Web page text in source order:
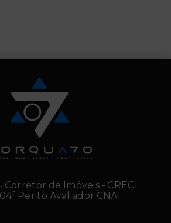
Corretor de Imóveis - CRECI
Perito Avaliador CNAI